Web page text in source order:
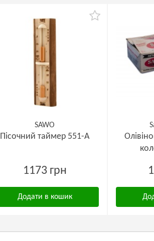
SAWO
Пісочний таймер 551-A
1173 грн
Додати в кошик